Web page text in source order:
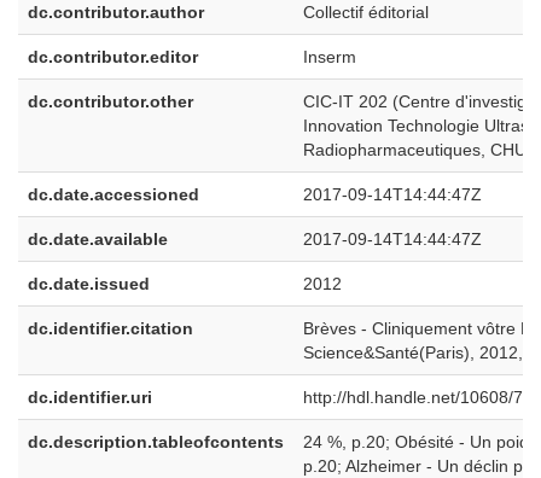
dc.contributor.author Collectif éditorial
dc.contributor.editor Inserm
dc.contributor.other
CIC-IT 202 (Centre
Innovation Technologie
Radiopharmaceutiques, CHU
dc.date.accessioned 2017-09-14T14:44:47Z
dc.date.available 2017-09-14T14:44:47Z
dc.date.issued 2012
dc.identifier.citation
Brèves - Cliniquement vôtre
Science&Santé(Paris), 2012,
dc.identifier.uri http://hdl.handle.net/10608/
dc.description.tableofcontents
24 %, p.20; Obésité - Un
p.20; Alzheimer - Un déclin